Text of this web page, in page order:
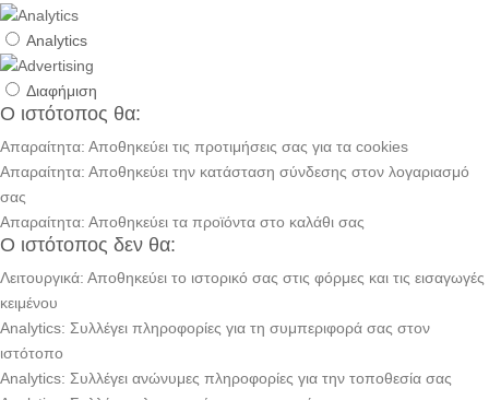
Analytics
Διαφήμιση
Ο ιστότοπος θα:
Απαραίτητα: Αποθηκεύει τις προτιμήσεις σας για τα cookies
Απαραίτητα: Αποθηκεύει την κατάσταση σύνδεσης στον λογαριασμό
σας
Απαραίτητα: Αποθηκεύει τα προϊόντα στο καλάθι σας
Ο ιστότοπος δεν θα:
Λειτουργικά: Αποθηκεύει το ιστορικό σας στις φόρμες και τις εισαγωγές
κειμένου
Analytics: Συλλέγει πληροφορίες για τη συμπεριφορά σας στον
ιστότοπο
Analytics: Συλλέγει ανώνυμες πληροφορίες για την τοποθεσία σας